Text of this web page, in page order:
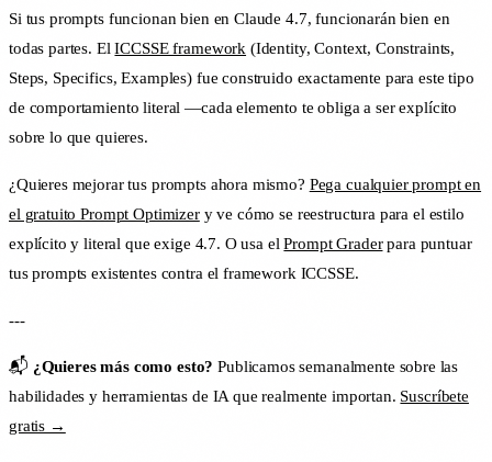
Si tus prompts funcionan bien en Claude 4.7, funcionarán bien en
todas partes. ElICCSSE framework (Identity, Context, Constraints,
Steps, Specifics, Examples) fue construido exactamente para este tipo
de comportamiento literal —cada elemento te obliga a ser explícito
sobre lo que quieres.
¿Quieres mejorar tus prompts ahora mismo? Pega cualquier prompt en
el gratuito Prompt Optimizery ve cómo se reestructura para el estilo
explícito y literal que exige 4.7. O usa elPrompt Graderpara puntuar
tus prompts existentes contra el framework ICCSSE.
---
📬 ¿Quieres más como esto? Publicamos semanalmente sobre las
habilidades y herramientas de IA que realmente importan. Suscríbete
gratis →